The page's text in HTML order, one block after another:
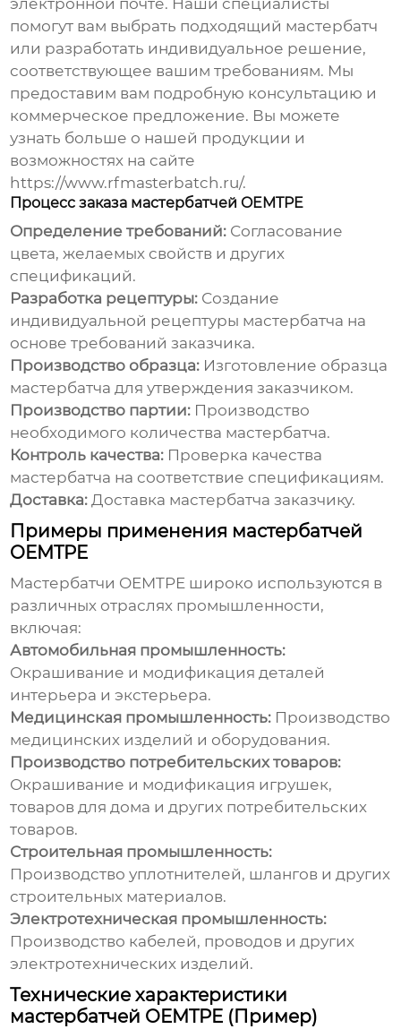
электронной почте. Наши специалисты
помогут вам выбрать подходящий мастербатч
или разработать индивидуальное решение,
соответствующее вашим требованиям. Мы
предоставим вам подробную консультацию и
коммерческое предложение. Вы можете
узнать больше о нашей продукции и
возможностях на сайте
https://www.rfmasterbatch.ru/.
Процесс заказа мастербатчей OEMTPE
Определение требований: Согласование
цвета, желаемых свойств и других
спецификаций.
Разработка рецептуры: Создание
индивидуальной рецептуры мастербатча на
основе требований заказчика.
Производство образца: Изготовление образца
мастербатча для утверждения заказчиком.
Производство партии: Производство
необходимого количества мастербатча.
Контроль качества: Проверка качества
мастербатча на соответствие спецификациям.
Доставка: Доставка мастербатча заказчику.
Примеры применения мастербатчей
OEMTPE
Мастербатчи OEMTPE широко используются в
различных отраслях промышленности,
включая:
Автомобильная промышленность:
Окрашивание и модификация деталей
интерьера и экстерьера.
Медицинская промышленность: Производство
медицинских изделий и оборудования.
Производство потребительских товаров:
Окрашивание и модификация игрушек,
товаров для дома и других потребительских
товаров.
Строительная промышленность:
Производство уплотнителей, шлангов и других
строительных материалов.
Электротехническая промышленность:
Производство кабелей, проводов и других
электротехнических изделий.
Технические характеристики
мастербатчей OEMTPE (Пример)